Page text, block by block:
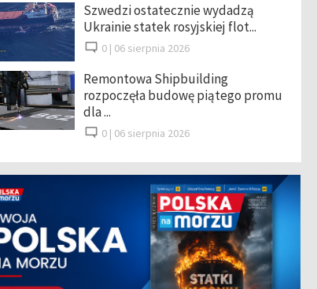
Szwedzi ostatecznie wydadzą
Ukrainie statek rosyjskiej flot...
0 | 06 sierpnia 2026
Remontowa Shipbuilding
rozpoczęła budowę piątego promu
dla ...
0 | 06 sierpnia 2026